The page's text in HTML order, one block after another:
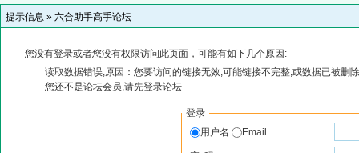
提示信息 » 六合助手高手论坛
您没有登录或者您没有权限访问此页面，可能有如下几个原因:
读取数据错误,原因：您要访问的链接无效,可能链接不完整,或数据已被删
您还不是论坛会员,请先登录论坛
登录
用户名
Email